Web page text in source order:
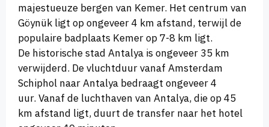
majestueuze bergen van Kemer. Het centrum van
Göynük ligt op ongeveer 4 km afstand, terwijl de
populaire badplaats Kemer op 7-8 km ligt.
De historische stad Antalya is ongeveer 35 km
verwijderd. De vluchtduur vanaf Amsterdam
Schiphol naar Antalya bedraagt ongeveer 4
uur. Vanaf de luchthaven van Antalya, die op 45
km afstand ligt, duurt de transfer naar het hotel